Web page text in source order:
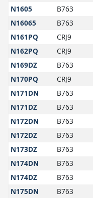
N1605
B763
N16065
B763
N161PQ
CRJ9
N162PQ
CRJ9
N169DZ
B763
N170PQ
CRJ9
N171DN
B763
N171DZ
B763
N172DN
B763
N172DZ
B763
N173DZ
B763
N174DN
B763
N174DZ
B763
N175DN
B763